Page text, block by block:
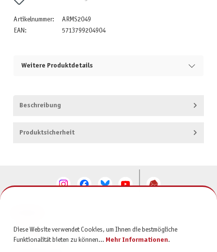
Artikelnummer:
ARMS2049
EAN:
5713799204904
Weitere Produktdetails
Beschreibung
Produktsicherheit
SERVICE
Diese Website verwendet Cookies, um Ihnen die bestmögliche
Funktionalität bieten zu können... Mehr Informationen.